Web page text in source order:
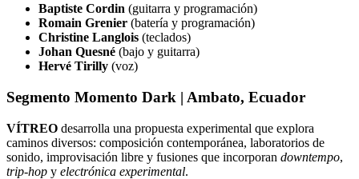
Baptiste Cordin (guitarra y programación)
Romain Grenier (batería y programación)
Christine Langlois (teclados)
Johan Quesné (bajo y guitarra)
Hervé Tirilly (voz)
Segmento Momento Dark | Ambato, Ecuador
VÍTREO desarrolla una propuesta experimental que explora
caminos diversos: composición contemporánea, laboratorios de
sonido, improvisación libre y fusiones que incorporan downtempo,
trip-hop y electrónica experimental.